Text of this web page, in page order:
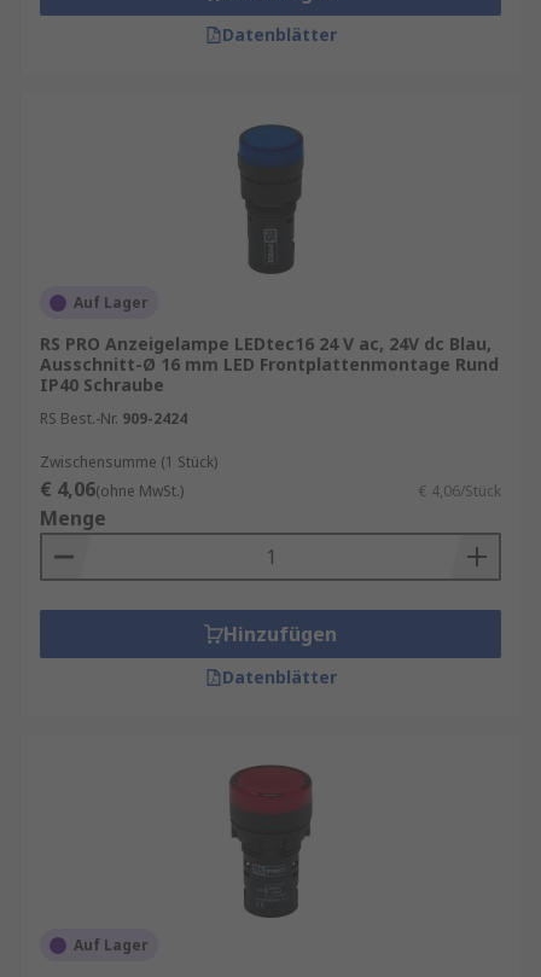
Datenblätter
Auf Lager
RS PRO Anzeigelampe LEDtec16 24 V ac, 24V dc Blau,
Ausschnitt-Ø 16 mm LED Frontplattenmontage Rund
IP40 Schraube
RS Best.-Nr. 909-2424
Zwischensumme (1 Stück)
€ 4,06(ohne MwSt.) € 4,06/Stück
Menge
Hinzufügen
Datenblätter
Auf Lager